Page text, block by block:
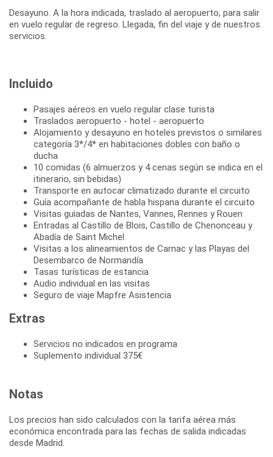
Desayuno. A la hora indicada, traslado al aeropuerto, para salir
en vuelo regular de regreso. Llegada, fin del viaje y de nuestros
Incluido
Pasajes aéreos en vuelo regular clase turista
Traslados aeropuerto - hotel - aeropuerto
Alojamiento y desayuno en hoteles previstos o similares
categoría 3*/4* en habitaciones dobles con baño o
ducha
10 comidas (6 almuerzos y 4 cenas según se indica en el
itinerario, sin bebidas)
Transporte en autocar climatizado durante el circuito
Guía acompañante de habla hispana durante el circuito
Visitas guiadas de Nantes, Vannes, Rennes y Rouen
Entradas al Castillo de Blois, Castillo de Chenonceau y
Abadía de Saint Michel
Visitas a los alineamientos de Carnac y las Playas del
Desembarco de Normandía
Tasas turísticas de estancia
Audio individual en las visitas
Seguro de viaje Mapfre Asistencia
Extras
Servicios no indicados en programa
Suplemento individual 375€
Notas
Los precios han sido calculados con la tarifa aérea más
económica encontrada para las fechas de salida indicadas
desde Madrid.